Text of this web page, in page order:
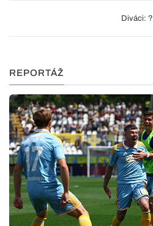
Diváci: ?
REPORTÁŽ